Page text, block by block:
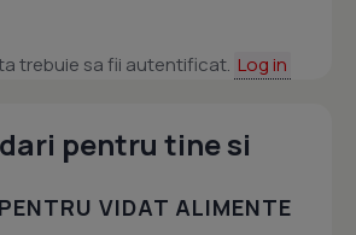
trebuie sa fii autentificat. Log in
pentru tine si
VIDAT ALIMENTE